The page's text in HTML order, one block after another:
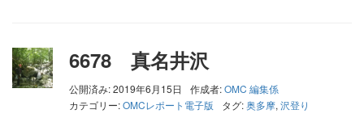
6678 真名井沢
公開済み: 2019年6月15日 作成者:OMC 編集係
カテゴリー:OMCレポート電子版 タグ:奥多摩, 沢登り